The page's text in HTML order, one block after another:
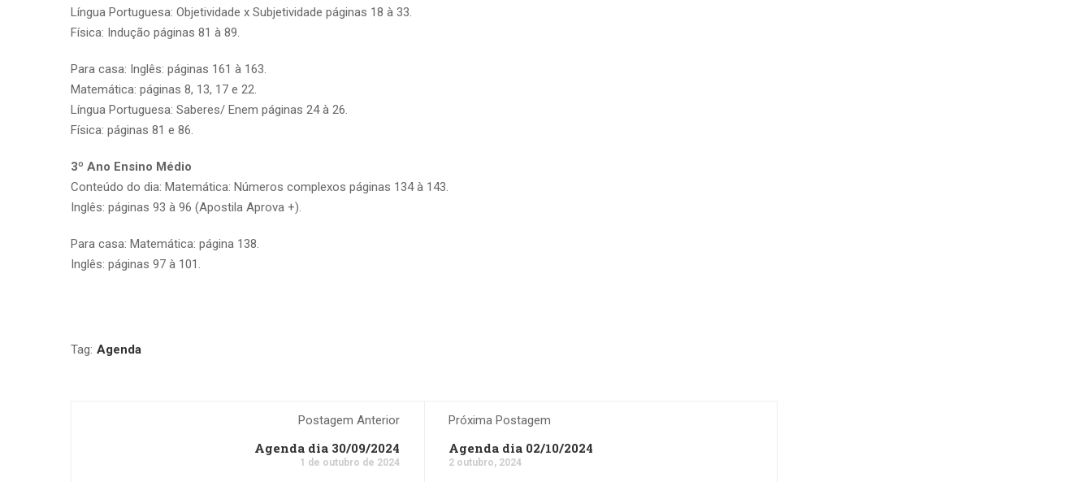
Língua Portuguesa: Objetividade x Subjetividade páginas 18 à 33.
Física: Indução páginas 81 à 89.
Para casa: Inglês: páginas 161 à 163.
Matemática: páginas 8, 13, 17 e 22.
Língua Portuguesa: Saberes/ Enem páginas 24 à 26.
Física: páginas 81 e 86.
3º Ano Ensino Médio
Conteúdo do dia: Matemática: Números complexos páginas 134 à 143.
Inglês: páginas 93 à 96 (Apostila Aprova +).
Para casa: Matemática: página 138.
Inglês: páginas 97 à 101.
Tag: Agenda
Postagem Anterior
Agenda dia 30/09/2024
1 de outubro de 2024
Próxima Postagem
Agenda dia 02/10/2024
2 outubro, 2024